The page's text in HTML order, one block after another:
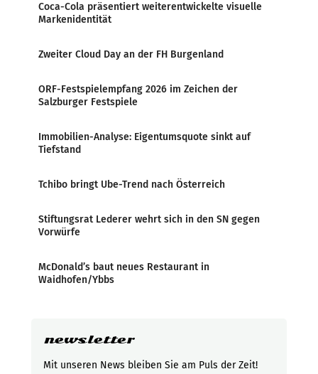
Coca-Cola präsentiert weiterentwickelte visuelle
Markenidentität
Zweiter Cloud Day an der FH Burgenland
ORF-Festspielempfang 2026 im Zeichen der
Salzburger Festspiele
Immobilien-Analyse: Eigentumsquote sinkt auf
Tiefstand
Tchibo bringt Ube-Trend nach Österreich
Stiftungsrat Lederer wehrt sich in den SN gegen
Vorwürfe
McDonald’s baut neues Restaurant in
Waidhofen/Ybbs
newsletter
Mit unseren News bleiben Sie am Puls der Zeit!